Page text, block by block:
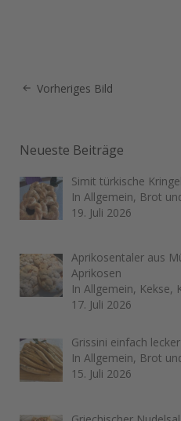
Vorheriges Bild
Neueste Beiträge
Simit türkische Kringel
In Allgemein, Brot
19. Juli 2026
Aprikosentaler aus
Aprikosen
In Allgemein, Kekse,
17. Juli 2026
Grissini einfach
In Allgemein, Brot
15. Juli 2026